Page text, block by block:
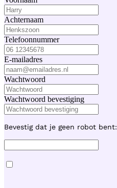
Achternaam
Telefoonnummer
E-mailadres
Wachtwoord
Wachtwoord bevestiging
Bevestig dat je geen robot bent: